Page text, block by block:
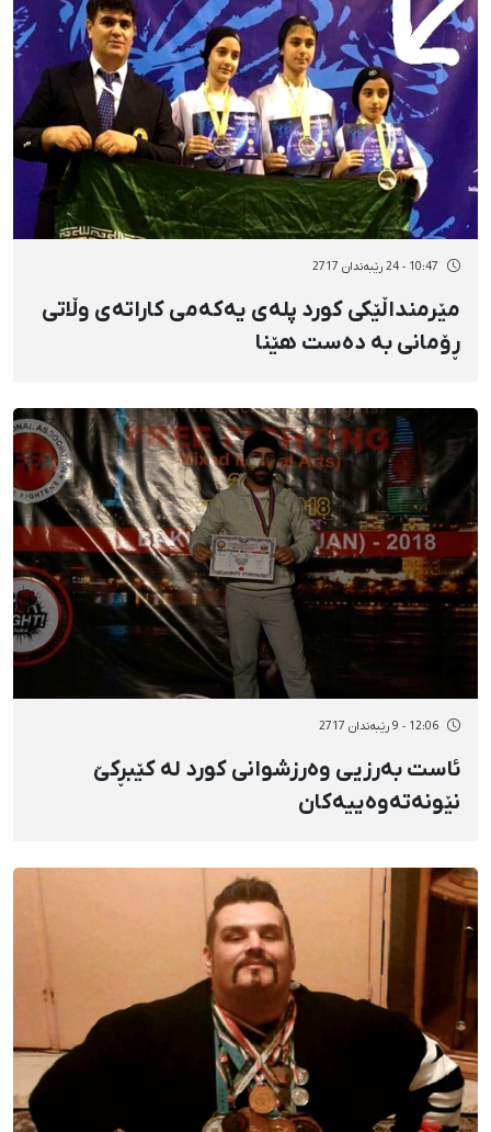
10:47 - 24 رێبەندان 2717
مێرمنداڵێکی کورد پلەی یەکەمی کاراتەی وڵاتی
ڕۆمانی بە دەست هێنا
12:06 - 9 رێبەندان 2717
ئاست بەرزیی وەرزشوانی کورد لە کێبڕکێ
نێونەتەوەییەکان